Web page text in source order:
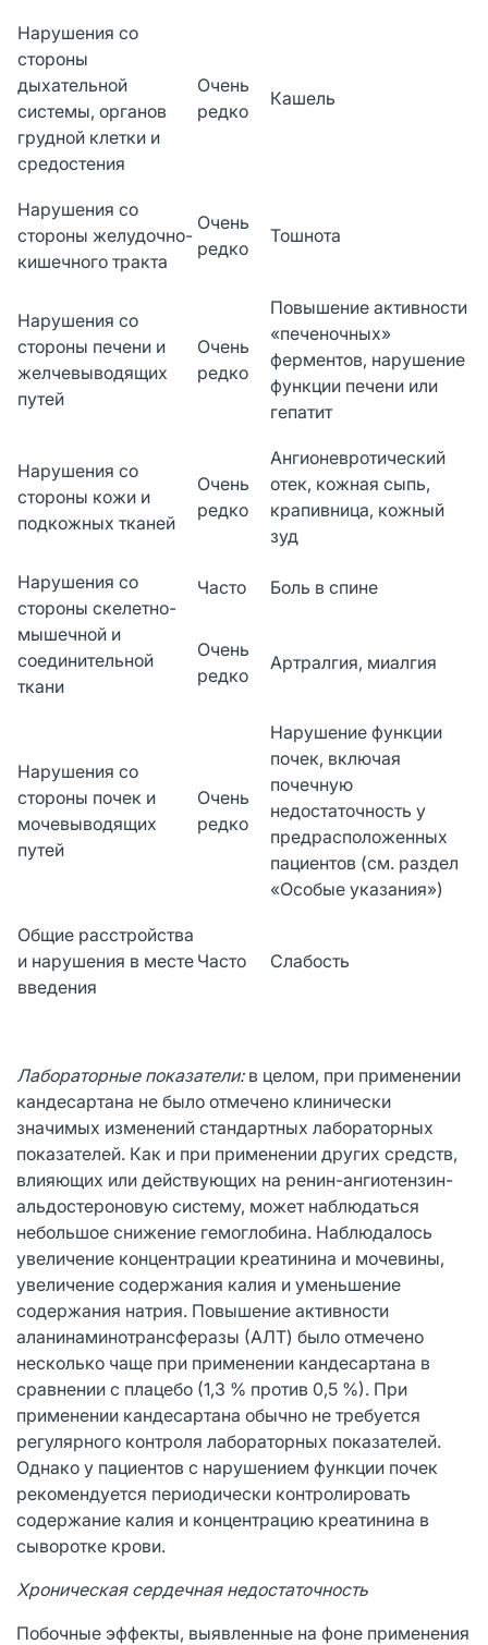
Нарушения со
стороны
дыхательной
системы, органов
грудной клетки и
средостения
Очень
редко
Кашель
Нарушения со
стороны желудочно-
кишечного тракта
Очень
редко
Тошнота
Нарушения со
стороны печени и
желчевыводящих
путей
Очень
редко
Повышение активности
«печеночных»
ферментов, нарушение
функции печени или
гепатит
Нарушения со
стороны кожи и
подкожных тканей
Очень
редко
Ангионевротический
отек, кожная сыпь,
крапивница, кожный
зуд
Нарушения со
стороны скелетно-
мышечной и
соединительной
ткани
Часто Боль в спине
Очень
редко
Артралгия, миалгия
Нарушения со
стороны почек и
мочевыводящих
путей
Очень
редко
Нарушение функции
почек, включая
почечную
недостаточность у
предрасположенных
пациентов (см. раздел
«Особые указания»)
Общие расстройства
и нарушения в месте
введения
Часто Слабость
Лабораторные показатели:в целом, при применении
кандесартана не было отмечено клинически
значимых изменений стандартных лабораторных
показателей. Как и при применении других средств,
влияющих или действующих на ренин-ангиотензин-
альдостероновую систему, может наблюдаться
небольшое снижение гемоглобина. Наблюдалось
увеличение концентрации креатинина и мочевины,
увеличение содержания калия и уменьшение
содержания натрия. Повышение активности
аланинаминотрансферазы (АЛТ) было отмечено
несколько чаще при применении кандесартана в
сравнении с плацебо (1,3 % против 0,5 %). При
применении кандесартана обычно не требуется
регулярного контроля лабораторных показателей.
Однако у пациентов с нарушением функции почек
рекомендуется периодически контролировать
содержание калия и концентрацию креатинина в
сыворотке крови.
Хроническая сердечная недостаточность
Побочные эффекты, выявленные на фоне применения